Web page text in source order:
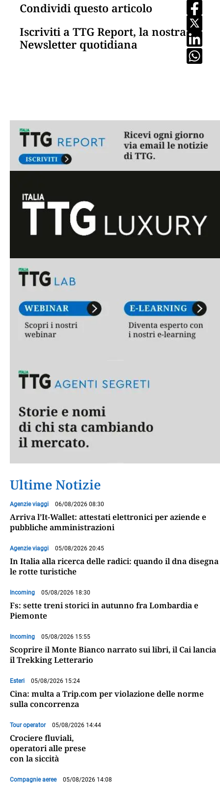
Condividi questo articolo
Iscriviti a TTG Report, la nostra
Newsletter quotidiana
Ultime Notizie
Agenzie viaggi 06/08/2026 08:30
Arriva l’It-Wallet: attestati elettronici per aziende e
pubbliche amministrazioni
Agenzie viaggi 05/08/2026 20:45
In Italia alla ricerca delle radici: quando il dna disegna
le rotte turistiche
Incoming 05/08/2026 18:30
Fs: sette treni storici in autunno fra Lombardia e
Piemonte
Incoming 05/08/2026 15:55
Scoprire il Monte Bianco narrato sui libri, il Cai lancia
il Trekking Letterario
Esteri 05/08/2026 15:24
Cina: multa a Trip.com per violazione delle norme
sulla concorrenza
Tour operator 05/08/2026 14:44
Crociere fluviali,
operatori alle prese
con la siccità
Compagnie aeree 05/08/2026 14:08